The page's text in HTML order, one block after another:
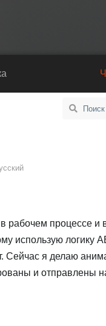
рабочем процессе и
использую логику
Сейчас я делаю
и отправлены